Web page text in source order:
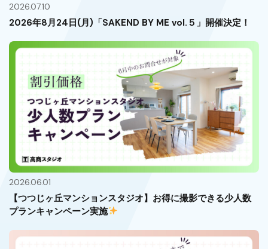
2026.07.10
2026年8月24日(月)「SAKEND BY ME vol.５」開催決定！
2026.06.01
【つつじヶ丘マンションスタジオ】お得に撮影できる少人数
プランキャンペーン実施